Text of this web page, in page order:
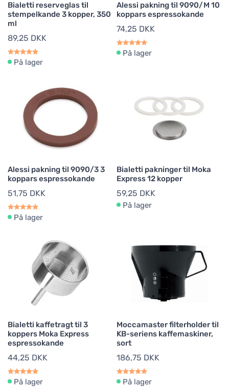
Bialetti reserveglas til
stempelkande 3 kopper, 350
ml
89,25 DKK
På lager
Alessi pakning til 9090/M 10
koppars espressokande
74,25 DKK
På lager
Alessi pakning til 9090/3 3
koppars espressokande
51,75 DKK
På lager
Bialetti pakninger til Moka
Express 12 kopper
59,25 DKK
På lager
Bialetti kaffetragt til 3
koppers Moka Express
espressokande
44,25 DKK
På lager
Moccamaster filterholder til
KB-seriens kaffemaskiner,
sort
186,75 DKK
På lager